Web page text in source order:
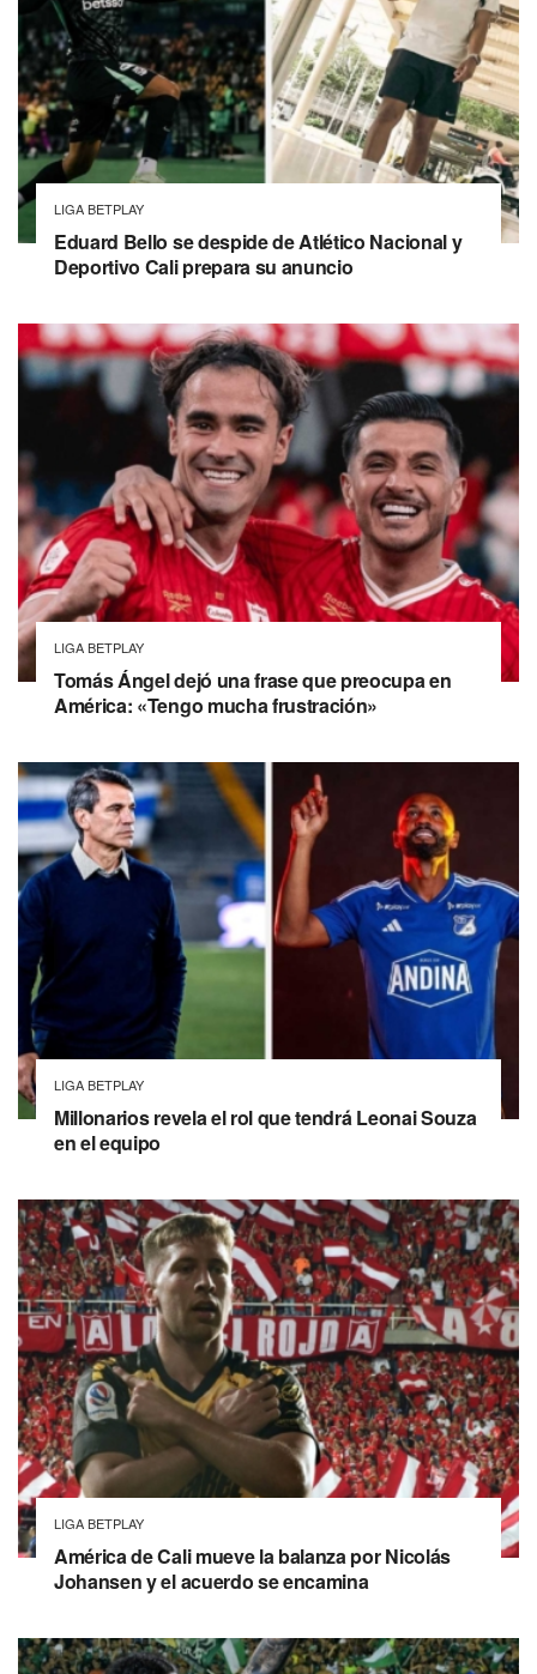
LIGA BETPLAY
Eduard Bello se despide de Atlético Nacional y
Deportivo Cali prepara su anuncio
LIGA BETPLAY
Tomás Ángel dejó una frase que preocupa en
América: «Tengo mucha frustración»
LIGA BETPLAY
Millonarios revela el rol que tendrá Leonai Souza
en el equipo
LIGA BETPLAY
América de Cali mueve la balanza por Nicolás
Johansen y el acuerdo se encamina